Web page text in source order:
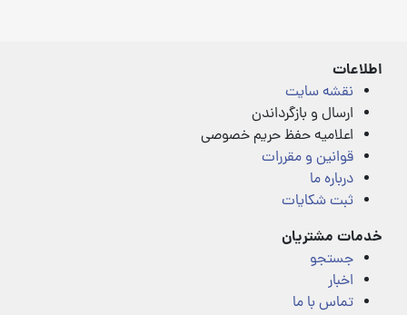
اطلاعات
نقشه سایت
ارسال و بازگرداندن
اعلامیه حفظ حریم خصوصی
قوانین و مقررات
درباره ما
ثبت شکایات
خدمات مشتریان
جستجو
اخبار
تماس با ما